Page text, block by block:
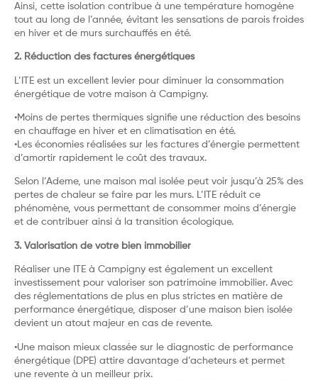
Ainsi, cette isolation contribue à une température homogène
tout au long de l’année, évitant les sensations de parois froides
en hiver et de murs surchauffés en été.
2. Réduction des factures énergétiques
L’ITE est un excellent levier pour diminuer la consommation
énergétique de votre maison à Campigny.
•Moins de pertes thermiques signifie une réduction des besoins
en chauffage en hiver et en climatisation en été.
•Les économies réalisées sur les factures d’énergie permettent
d’amortir rapidement le coût des travaux.
Selon l’Ademe, une maison mal isolée peut voir jusqu’à 25% des
pertes de chaleur se faire par les murs. L’ITE réduit ce
phénomène, vous permettant de consommer moins d’énergie
et de contribuer ainsi à la transition écologique.
3. Valorisation de votre bien immobilier
Réaliser une ITE à Campigny est également un excellent
investissement pour valoriser son patrimoine immobilier. Avec
des réglementations de plus en plus strictes en matière de
performance énergétique, disposer d’une maison bien isolée
devient un atout majeur en cas de revente.
•Une maison mieux classée sur le diagnostic de performance
énergétique (DPE) attire davantage d’acheteurs et permet
une revente à un meilleur prix.